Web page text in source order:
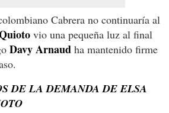
Cabrera no continuaría al
vio una pequeña luz al final
Davy Arnaud ha mantenido firme
DE LA DEMANDA DE ELSA